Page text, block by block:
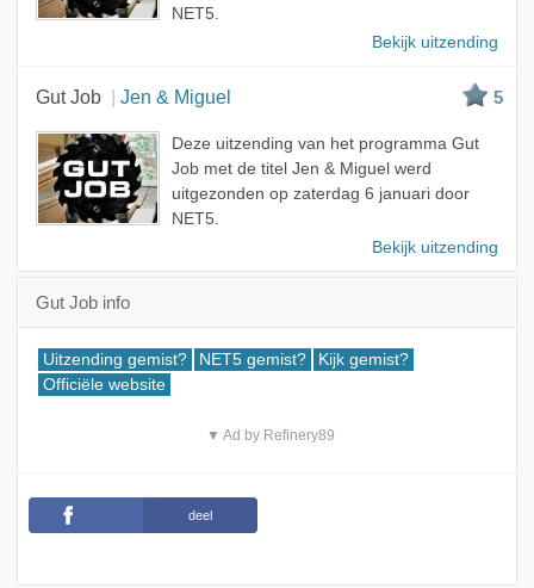
NET5.
Bekijk uitzending
Gut Job Jen & Miguel 5
Deze uitzending van het programma Gut
Job met de titel Jen & Miguel werd
uitgezonden op zaterdag 6 januari door
NET5.
Bekijk uitzending
Gut Job info
Uitzending gemist? NET5 gemist?
Kijk gemist?
Officiële website
▼ Ad by Refinery89
deel